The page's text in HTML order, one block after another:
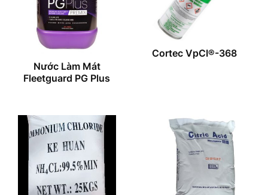
Nước Làm Mát
Fleetguard PG Plus
Cortec VpCI®-368